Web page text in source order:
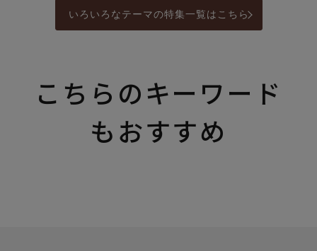
いろいろなテーマの特集一覧はこちら
こちらのキーワード
もおすすめ